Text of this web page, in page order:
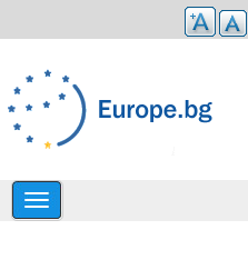
Премини към основното съдържание